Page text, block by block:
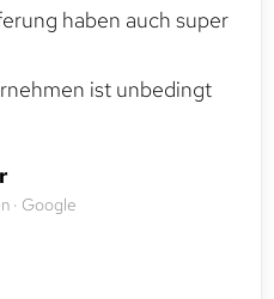
haben auch super
ist unbedingt
· Google